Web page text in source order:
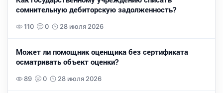
сомнительную дебиторскую задолженность?
110 0 28 июля 2026
Может ли помощник оценщика без сертификата
осматривать объект оценки?
89 0 28 июля 2026